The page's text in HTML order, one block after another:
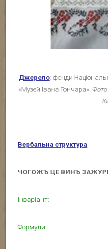
Джерело: фонди
«Музей Івана Гончара». Фото
Вербальна структура
ЧОГОЖЪ ЦЕ ВИНЪ
Інваріант:
Формули: